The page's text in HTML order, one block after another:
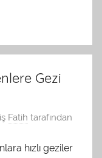
Gezi
Fatih tarafından
hızlı geziler